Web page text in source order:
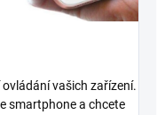
vašich zařízení.
smartphone a chcete